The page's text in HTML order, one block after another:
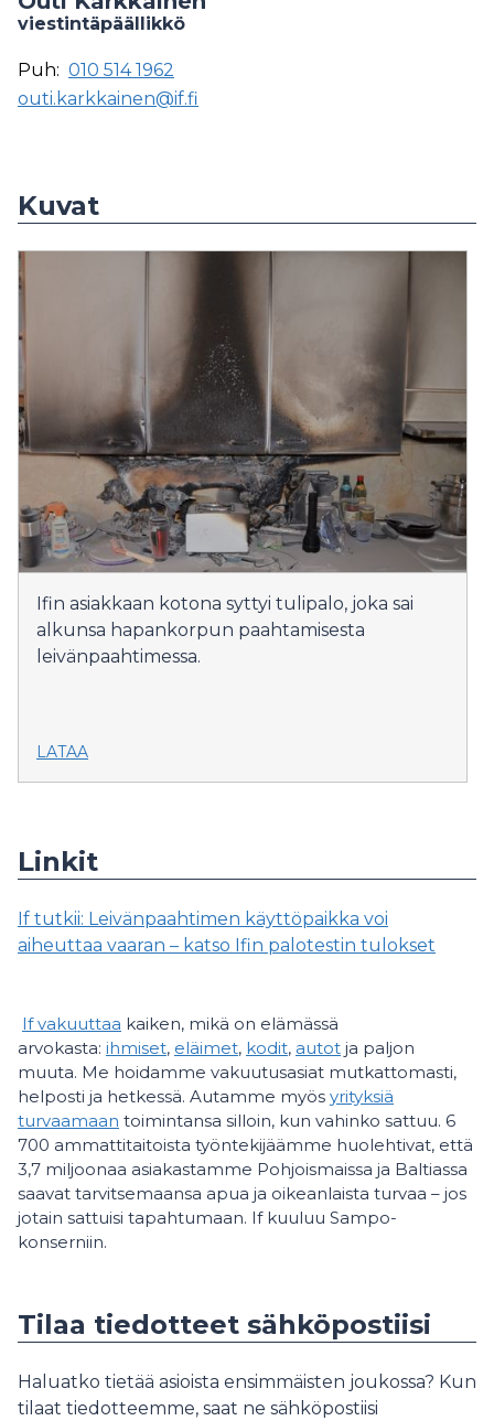
viestintäpäällikkö
Puh: 010 514 1962
outi.karkkainen@if.fi
Kuvat
Ifin asiakkaan kotona syttyi tulipalo, joka sai
alkunsa hapankorpun paahtamisesta
leivänpaahtimessa.
LATAA
Linkit
If tutkii: Leivänpaahtimen käyttöpaikka voi
aiheuttaa vaaran – katso Ifin palotestin tulokset
If vakuuttaa kaiken, mikä on elämässä
arvokasta: ihmiset, eläimet, kodit, autot ja paljon
muuta. Me hoidamme vakuutusasiat mutkattomasti,
helposti ja hetkessä. Autamme myös yrityksiä
turvaamaan toimintansa silloin, kun vahinko sattuu. 6
700 ammattitaitoista työntekijäämme huolehtivat, että
3,7 miljoonaa asiakastamme Pohjoismaissa ja Baltiassa
saavat tarvitsemaansa apua ja oikeanlaista turvaa – jos
jotain sattuisi tapahtumaan. If kuuluu Sampo-
konserniin.
Tilaa tiedotteet sähköpostiisi
Haluatko tietää asioista ensimmäisten joukossa? Kun
tilaat tiedotteemme, saat ne sähköpostiisi